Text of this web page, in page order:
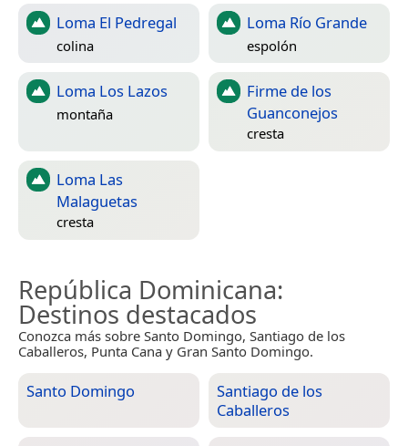
Loma El Pedregal
colina
Loma Río Grande
espolón
Loma Los Lazos
montaña
Firme de los
Guanconejos
cresta
Loma Las
Malaguetas
cresta
República Dominicana:
Destinos destacados
Conozca más sobre Santo Domingo, Santiago de los
Caballeros, Punta Cana y Gran Santo Domingo.
Santo Domingo
Santiago de los
Caballeros